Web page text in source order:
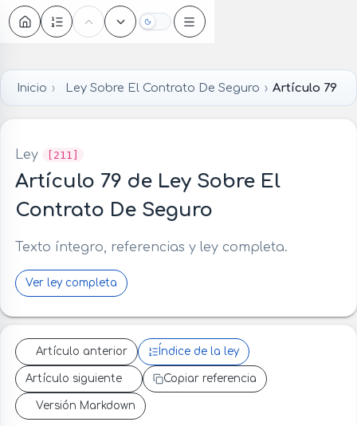
Oscuro
Inicio Ley Sobre El Contrato De Seguro Artículo 79
Ley [211]
Artículo 79 de Ley Sobre El
Contrato De Seguro
Texto íntegro, referencias y ley completa.
Ver ley completa
Artículo anterior Índice de la ley
Artículo siguiente Copiar referencia
Versión Markdown